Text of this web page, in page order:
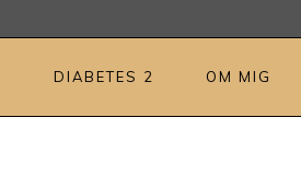
DIABETES 2 OM MIG